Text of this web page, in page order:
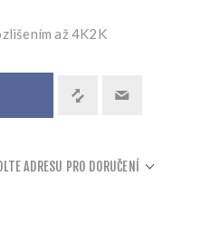
až 4K2K
ADRESU PRO DORUČENÍ